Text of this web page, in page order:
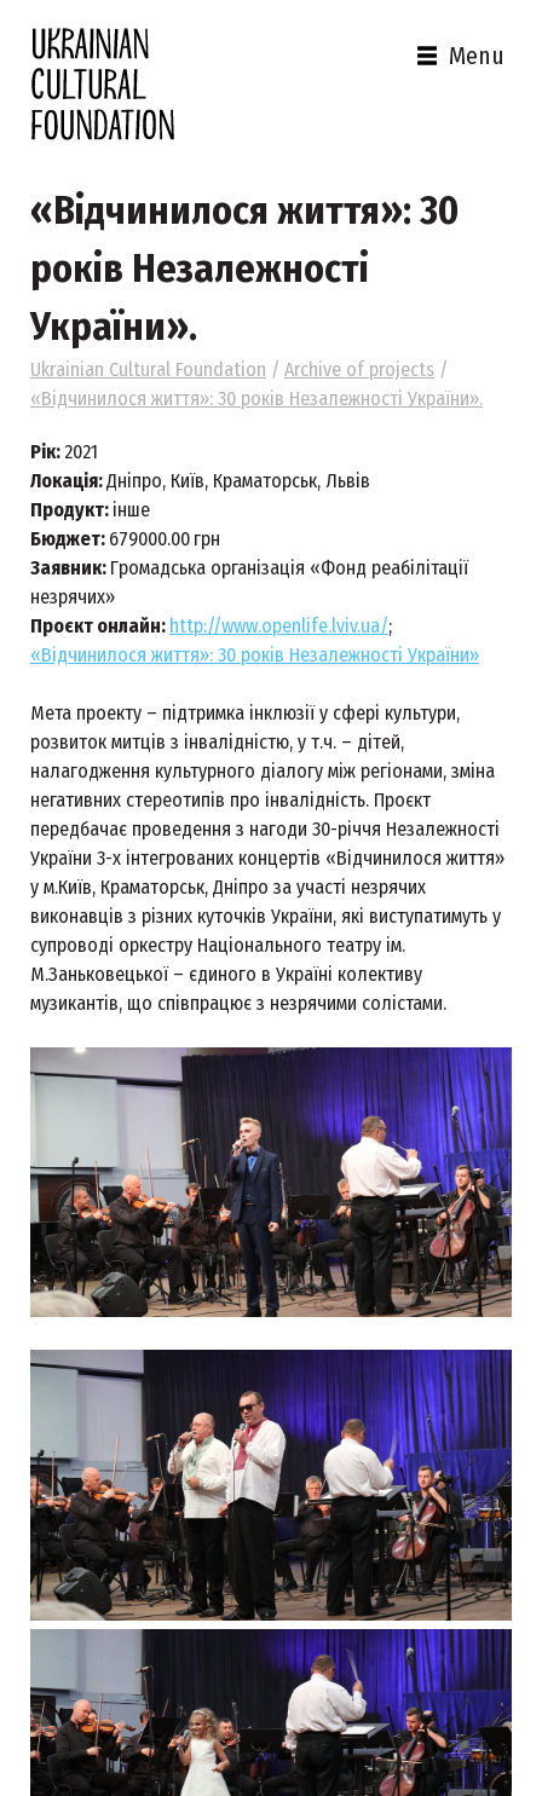
Menu
«Відчинилося життя»: 30
років Незалежності
України».
Ukrainian Cultural Foundation / Archive of projects /
«Відчинилося життя»: 30 років Незалежності України».
Рік: 2021
Локація:Дніпро, Київ, Краматорськ, Львів
Продукт: інше
Бюджет: 679000.00 грн
Заявник: Громадська організація «Фонд реабілітації
незрячих»
Проєкт онлайн: http://www.openlife.lviv.ua/;
«Відчинилося життя»: 30 років Незалежності України»
Мета проекту – підтримка інклюзії у сфері культури,
розвиток митців з інвалідністю, у т.ч. – дітей,
налагодження культурного діалогу між регіонами, зміна
негативних стереотипів про інвалідність. Проєкт
передбачає проведення з нагоди 30-річчя Незалежності
України 3-х інтегрованих концертів «Відчинилося життя»
у м.Київ, Краматорськ, Дніпро за участі незрячих
виконавців з різних куточків України, які виступатимуть у
супроводі оркестру Національного театру ім.
М.Заньковецької – єдиного в Україні колективу
музикантів, що співпрацює з незрячими солістами.